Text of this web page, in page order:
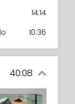
14:14
10:36
40:08